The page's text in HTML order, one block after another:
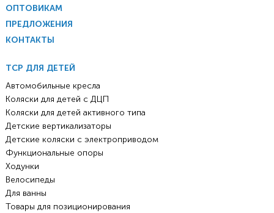
ОПТОВИКАМ
ПРЕДЛОЖЕНИЯ
КОНТАКТЫ
ТСР ДЛЯ ДЕТЕЙ
Автомобильные кресла
Коляски для детей с ДЦП
Коляски для детей активного типа
Детские вертикализаторы
Детские коляски с электроприводом
Функциональные опоры
Ходунки
Велосипеды
Для ванны
Товары для позиционирования